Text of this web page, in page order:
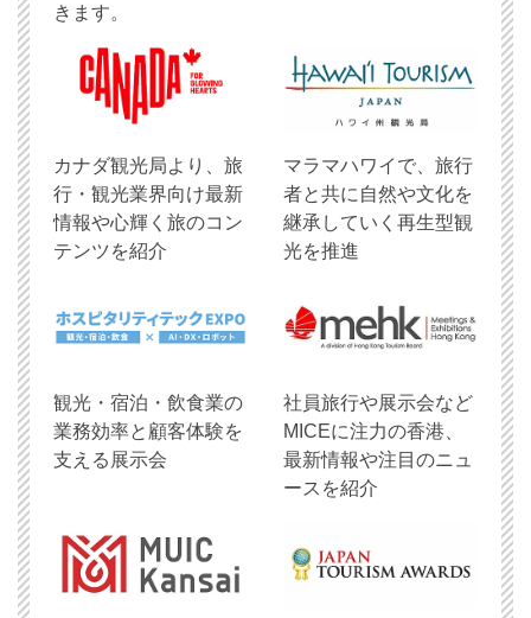
きます。
​カナダ観光局より、旅
行・観光業界向け最新
情報や心輝く旅のコン
テンツを紹介
マラマハワイで、旅行
者と共に自然や文化を
継承していく再生型観
光を推進
観光・宿泊・飲食業の
業務効率と顧客体験を
支える展示会
社員旅行や展示会など
MICEに注力の香港、
最新情報や注目のニュ
ースを紹介